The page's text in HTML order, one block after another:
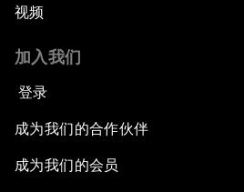
视频
加入我们
登录
成为我们的合作伙伴
成为我们的会员